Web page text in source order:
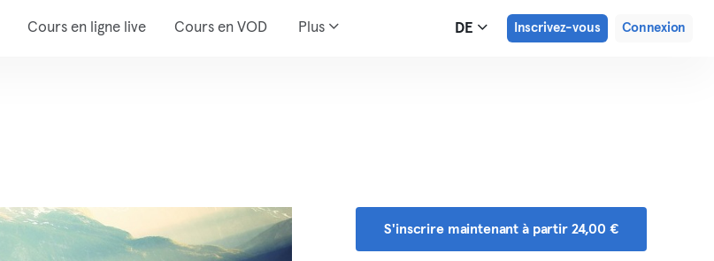
Cours en ligne live Cours en VOD Plus DE Inscrivez-vous Connexion
S'inscrire maintenant à partir 24,00 €